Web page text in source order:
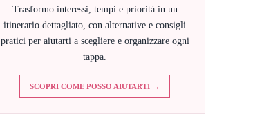
Trasformo interessi, tempi e priorità in un
itinerario dettagliato, con alternative e consigli
pratici per aiutarti a scegliere e organizzare ogni
tappa.
SCOPRI COME POSSO AIUTARTI →